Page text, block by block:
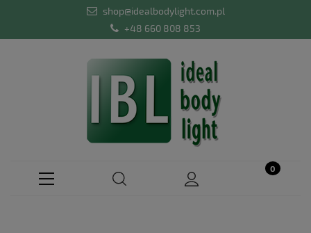
shop@idealbodylight.com.pl
+48 660 808 853